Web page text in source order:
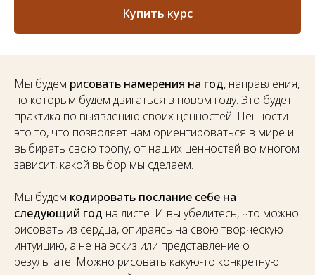
Купить курс
Мы будем рисовать намерения на год, направления,
по которым будем двигаться в новом году. Это будет
практика по выявлению своих ценностей. Ценности -
это то, что позволяет нам ориентироваться в мире и
выбирать свою тропу, от наших ценностей во многом
зависит, какой выбор мы сделаем.
Мы будем кодировать послание себе на
следующий год на листе. И вы убедитесь, что можно
рисовать из сердца, опираясь на свою творческую
интуицию, а не на эскиз или представление о
результате. Можно рисовать какую-то конкретную